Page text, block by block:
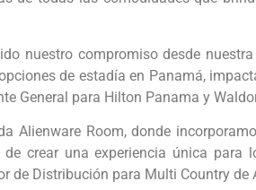
nuestro compromiso desde
de estadía en Panamá,
General para Hilton Panama y
Alienware Room, donde
crear una experiencia única
de Distribución para Multi Country de